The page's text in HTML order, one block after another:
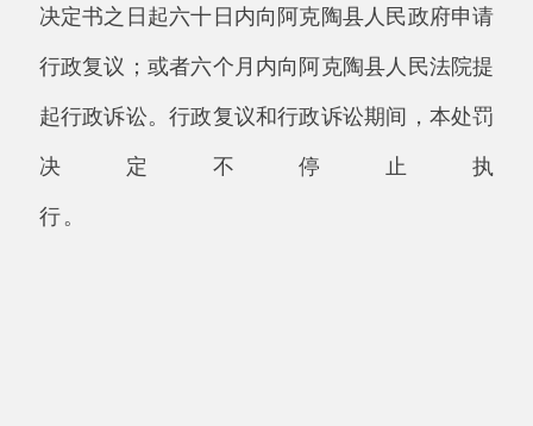
主办：阿克陶县人民政府办公室 政府网站标识
码：6530220001
承办：阿克陶县政务服务和数字发展中心 邮
地 址：新疆阿克陶县文化东路188号
法律声明
中国互联网举报中心